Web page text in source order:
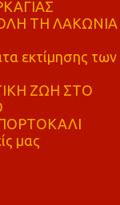
ΤΗ ΛΑΚΩΝΙΑ
εκτίμησης των
ΖΩΗ ΣΤΟ
ΠΟΡΤΟΚΑΛΙ
μας